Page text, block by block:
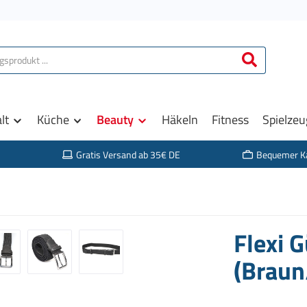
Küche Beauty Häkeln Fitness
Gratis Versand ab 35€ DE Bequemer
Flexi